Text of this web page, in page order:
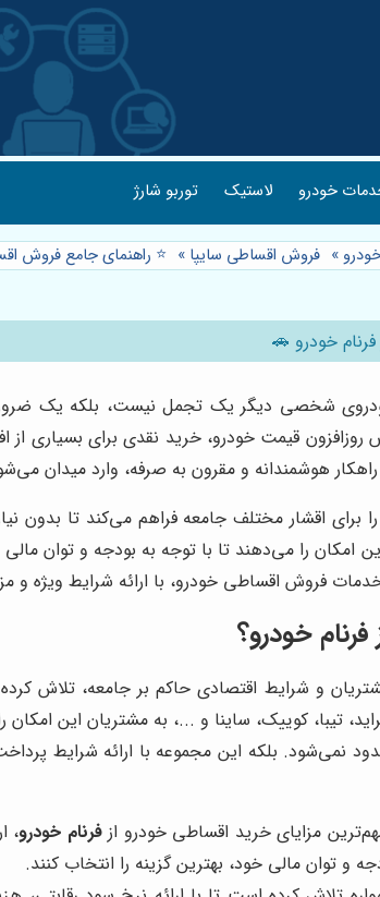
خودرو لاستیک توربو شارژ
» فروش اقساطی سایپا » ⭐️ راهنمای جامع فروش
خودرو 🚗
شخصی دیگر یک تجمل نیست، بلکه یک
روزافزون قیمت خودرو، خرید نقدی برای
هوشمندانه و مقرون به صرفه، وارد میدان
اقشار مختلف جامعه فراهم می‌کند تا بدون
امکان را می‌دهند تا با توجه به بودجه و توان
فروش اقساطی خودرو، با ارائه شرایط ویژه
خودرو؟
و شرایط اقتصادی حاکم بر جامعه، تلاش
تیبا، کوییک، ساینا و ...، به مشتریان این
نمی‌شود. بلکه این مجموعه با ارائه شرایط
مزایای خرید اقساطی خودرو ازفرنام خودرو،
و توان مالی خود، بهترین گزینه را انتخاب کنند.